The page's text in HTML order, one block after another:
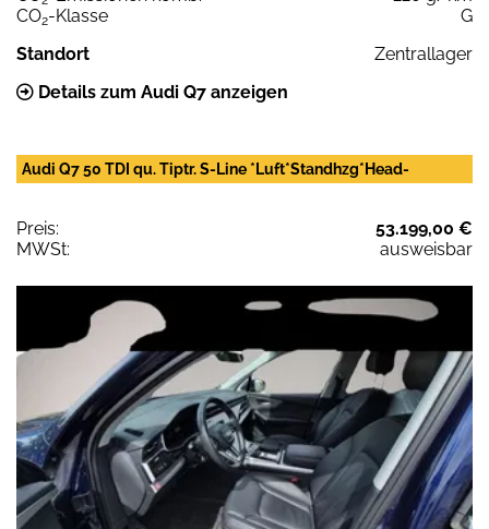
CO2-Klasse
G
Standort
Zentrallager
Details zum Audi Q7 anzeigen
Audi Q7 50 TDI qu. Tiptr. S-Line *Luft*Standhzg*Head-
Preis:
53.199,00 €
MWSt:
ausweisbar